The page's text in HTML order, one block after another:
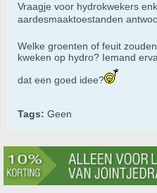
Vraagje voor hydrokwekers
aardesmaaktoestanden
Welke groenten of feuit
kweken op hydro? Iemand
dat een goed idee?
Tags: Geen